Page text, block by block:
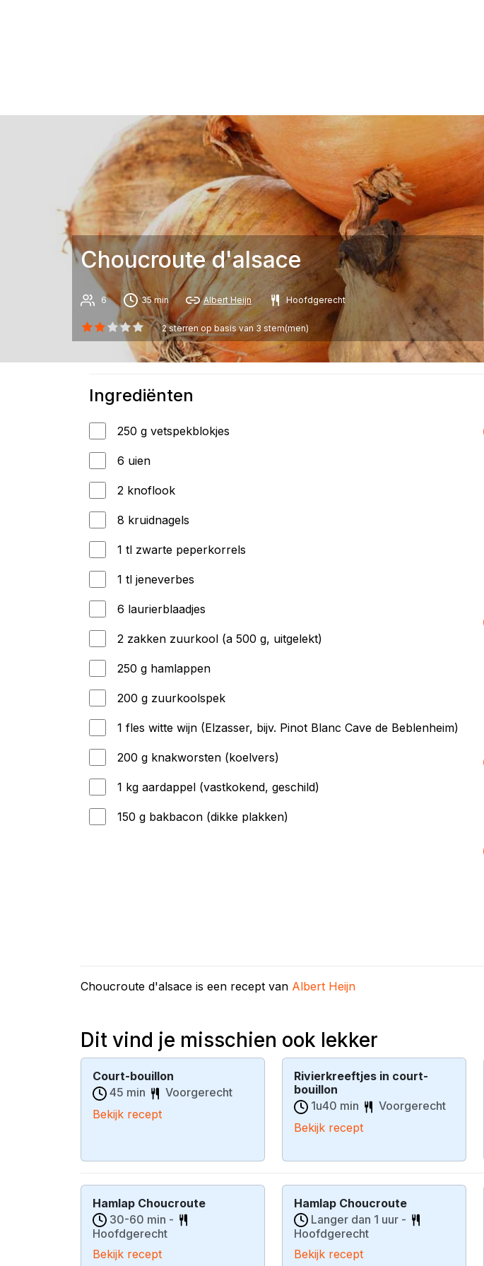
Choucroute d'alsace
6 35 min Albert Heijn Hoofdgerecht
2sterren op basis van 3stem(men)
Ingrediënten
250 g vetspekblokjes
6 uien
2 knoflook
8 kruidnagels
1 tl zwarte peperkorrels
1 tl jeneverbes
6 laurierblaadjes
2 zakken zuurkool (a 500 g, uitgelekt)
250 g hamlappen
200 g zuurkoolspek
1 fles witte wijn (Elzasser, bijv. Pinot Blanc Cave de Beblenheim)
200 g knakworsten (koelvers)
1 kg aardappel (vastkokend, geschild)
150 g bakbacon (dikke plakken)
Choucroute d'alsace is een recept van Albert Heijn
Dit vind je misschien ook lekker
Court-bouillon
45 min
Voorgerecht
Bekijk recept
Rivierkreeftjes in court-
bouillon
1u40 min
Voorgerecht
Bekijk recept
Hamlap Choucroute
30-60 min -
Hoofdgerecht
Bekijk recept
Hamlap Choucroute
Langer dan 1 uur -
Hoofdgerecht
Bekijk recept